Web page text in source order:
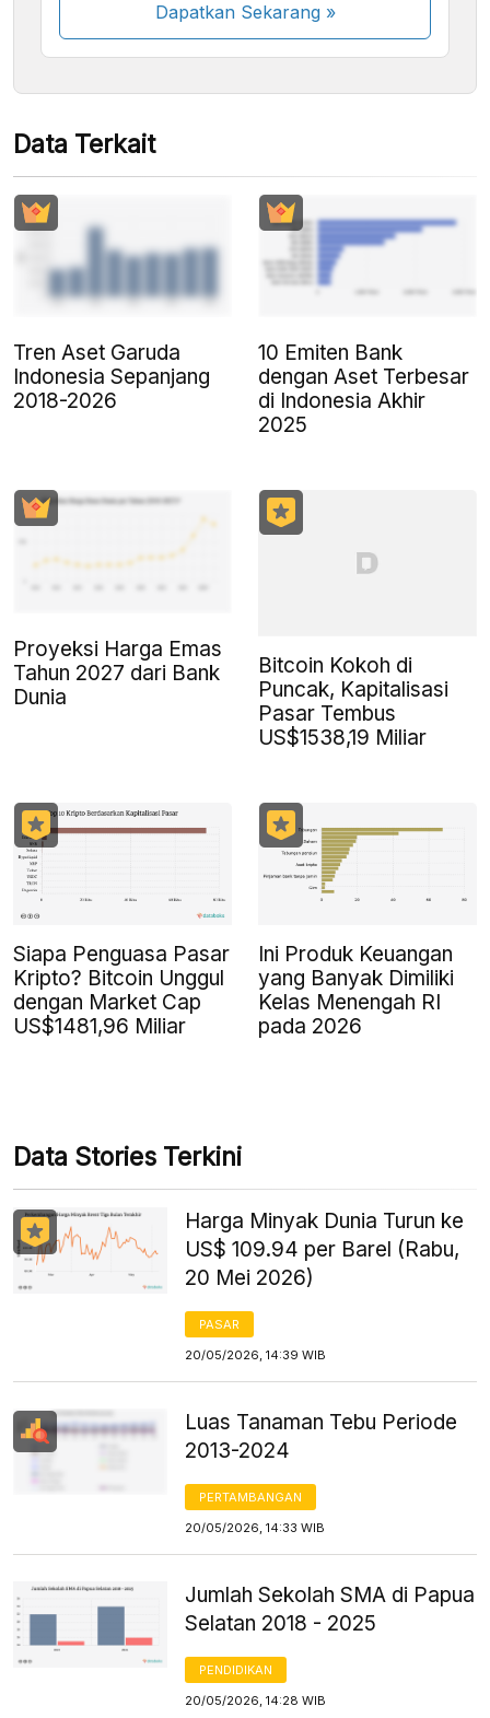
Dapatkan Sekarang»
proses aktivasi.
Data Terkait
Tren Aset Garuda
Indonesia Sepanjang
2018-2026
10 Emiten Bank
dengan Aset Terbesar
di Indonesia Akhir
2025
Proyeksi Harga Emas
Tahun 2027 dari Bank
Dunia
Bitcoin Kokoh di
Puncak, Kapitalisasi
Pasar Tembus
US$1538,19 Miliar
Siapa Penguasa Pasar
Kripto? Bitcoin Unggul
dengan Market Cap
US$1481,96 Miliar
Ini Produk Keuangan
yang Banyak Dimiliki
Kelas Menengah RI
pada 2026
Data Stories Terkini
Harga Minyak Dunia Turun ke
US$ 109.94 per Barel (Rabu,
20 Mei 2026)
PASAR
20/05/2026, 14:39 WIB
Luas Tanaman Tebu Periode
2013-2024
PERTAMBANGAN
20/05/2026, 14:33 WIB
Jumlah Sekolah SMA di Papua
Selatan 2018 - 2025
PENDIDIKAN
20/05/2026, 14:28 WIB